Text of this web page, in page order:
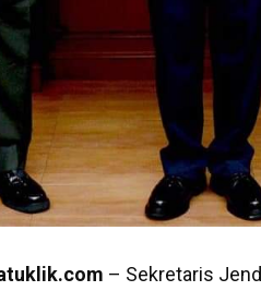
– Sekretaris